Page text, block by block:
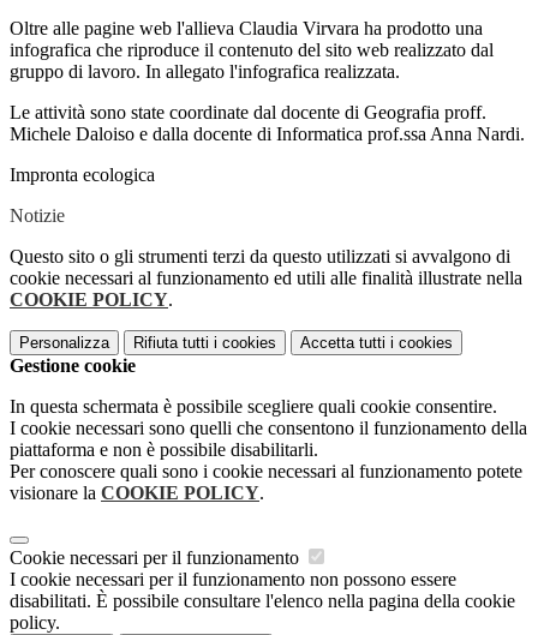
Oltre alle pagine web l'allieva Claudia Virvara ha prodotto una
infografica che riproduce il contenuto del sito web realizzato dal
gruppo di lavoro. In allegato l'infografica realizzata.
Le attività sono state coordinate dal docente di Geografia proff.
Michele Daloiso e dalla docente di Informatica prof.ssa Anna Nardi.
Impronta ecologica
Notizie
Questo sito o gli strumenti terzi da questo utilizzati si avvalgono di
cookie necessari al funzionamento ed utili alle finalità illustrate nella
COOKIE POLICY.
Personalizza Rifiuta tutti i cookies Accetta tutti i cookies
Gestione cookie
In questa schermata è possibile scegliere quali cookie consentire.
I cookie necessari sono quelli che consentono il funzionamento della
piattaforma e non è possibile disabilitarli.
Per conoscere quali sono i cookie necessari al funzionamento potete
visionare la COOKIE POLICY.
Cookie necessari per il funzionamento
I cookie necessari per il funzionamento non possono essere
disabilitati. È possibile consultare l'elenco nella pagina della cookie
policy.